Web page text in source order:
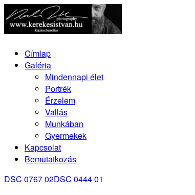
Címlap
Galéria
Mindennapi élet
Portrék
Érzelem
Vallás
Munkában
Gyermekek
Kapcsolat
Bemutatkozás
DSC 0767 02DSC 0444 01